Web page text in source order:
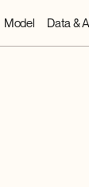
Model Data &